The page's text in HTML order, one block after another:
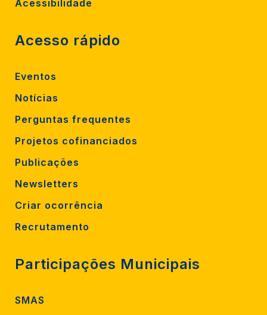
Acessibilidade
Acesso rápido
Eventos
Notícias
Perguntas frequentes
Projetos cofinanciados
Publicações
Newsletters
Criar ocorrência
Recrutamento
Participações Municipais
SMAS